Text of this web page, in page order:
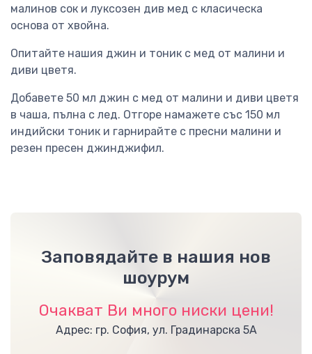
малинов сок и луксозен див мед с класическа
основа от хвойна.
Опитайте нашия джин и тоник с мед от малини и
диви цветя.
Добавете 50 мл джин с мед от малини и диви цветя
в чаша, пълна с лед. Отгоре намажете със 150 мл
индийски тоник и гарнирайте с пресни малини и
резен пресен джинджифил.
Заповядайте в нашия нов
шоурум
Очакват Ви много ниски цени!
Адрес: гр. София, ул. Градинарска 5А